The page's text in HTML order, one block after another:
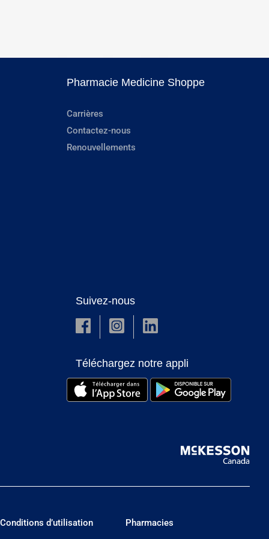
Pharmacie Medicine Shoppe
Carrières
Contactez-nous
Renouvellements
Suivez-nous
Téléchargez notre appli
Conditions d’utilisation Pharmacies